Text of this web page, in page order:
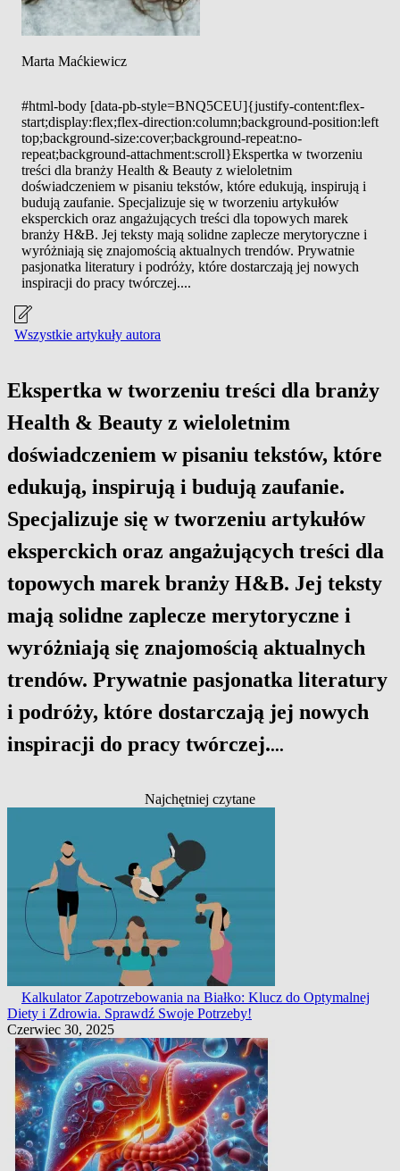
Marta Maćkiewicz
#html-body [data-pb-style=BNQ5CEU]{justify-content:flex-
start;display:flex;flex-direction:column;background-position:left
top;background-size:cover;background-repeat:no-
repeat;background-attachment:scroll}Ekspertka w tworzeniu
treści dla branży Health & Beauty z wieloletnim
doświadczeniem w pisaniu tekstów, które edukują, inspirują i
budują zaufanie. Specjalizuje się w tworzeniu artykułów
eksperckich oraz angażujących treści dla topowych marek
branży H&B. Jej teksty mają solidne zaplecze merytoryczne i
wyróżniają się znajomością aktualnych trendów. Prywatnie
pasjonatka literatury i podróży, które dostarczają jej nowych
inspiracji do pracy twórczej....
Wszystkie artykuły autora
Ekspertka w tworzeniu treści dla branży
Health & Beauty z wieloletnim
doświadczeniem w pisaniu tekstów, które
edukują, inspirują i budują zaufanie.
Specjalizuje się w tworzeniu artykułów
eksperckich oraz angażujących treści dla
topowych marek branży H&B. Jej teksty
mają solidne zaplecze merytoryczne i
wyróżniają się znajomością aktualnych
trendów. Prywatnie pasjonatka literatury
i podróży, które dostarczają jej nowych
inspiracji do pracy twórczej....
Najchętniej czytane
Kalkulator Zapotrzebowania na Białko: Klucz do Optymalnej
Diety i Zdrowia. Sprawdź Swoje Potrzeby!
Czerwiec 30, 2025